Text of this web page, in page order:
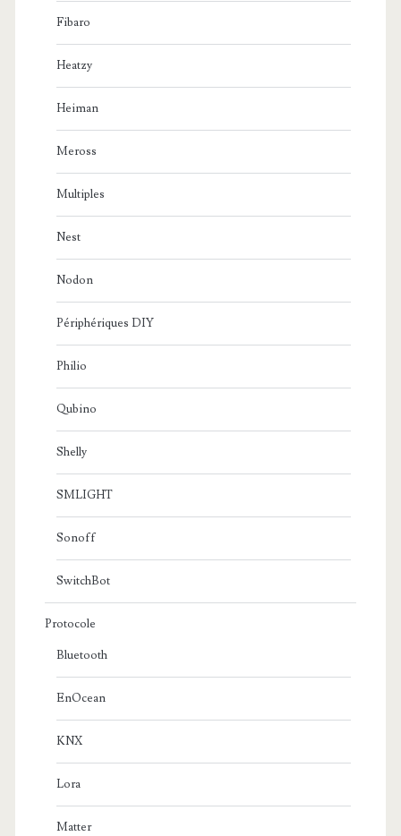
Fibaro
Heatzy
Heiman
Meross
Multiples
Nest
Nodon
Périphériques DIY
Philio
Qubino
Shelly
SMLIGHT
Sonoff
SwitchBot
Protocole
Bluetooth
EnOcean
KNX
Lora
Matter